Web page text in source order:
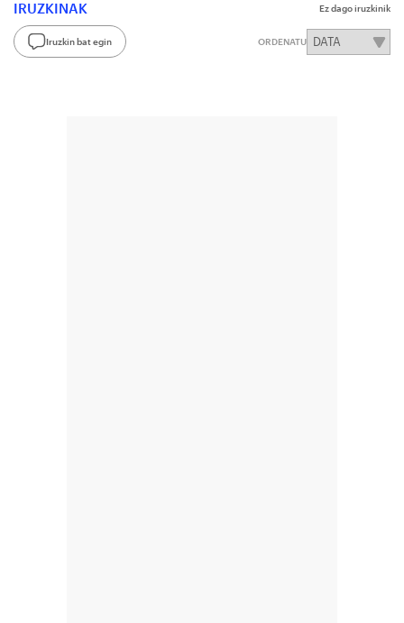
IRUZKINAK Ez dago iruzkinik
Iruzkin bat egin ORDENATU